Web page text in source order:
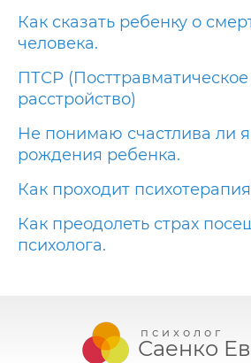
Как сказать ребенку о
человека.
ПТСР (Посттравматическое
расстройство)
Не понимаю счастлива ли
рождения ребенка.
Как проходит
Как преодолеть страх
психолога.
Саенко
психолог